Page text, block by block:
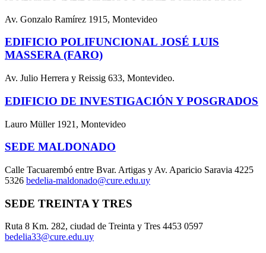
Av. Gonzalo Ramírez 1915, Montevideo
EDIFICIO POLIFUNCIONAL JOSÉ LUIS
MASSERA (FARO)
Av. Julio Herrera y Reissig 633, Montevideo.
EDIFICIO DE INVESTIGACIÓN Y POSGRADOS
Lauro Müller 1921, Montevideo
SEDE MALDONADO
Calle Tacuarembó entre Bvar. Artigas y Av. Aparicio Saravia 4225
5326 bedelia-maldonado@cure.edu.uy
SEDE TREINTA Y TRES
Ruta 8 Km. 282, ciudad de Treinta y Tres 4453 0597
bedelia33@cure.edu.uy